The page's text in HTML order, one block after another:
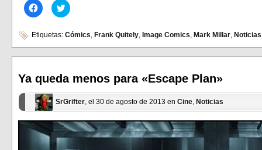
Haz
clic
en
Facebook
(Se
abre
ventana
nueva)
Haz
clic
en
(Se
abre
ventana
nueva)
Etiquetas: Cómics, Frank Quitely, Image Comics, Mark Millar, Noticias
Ya queda menos para «Escape Plan»
SrGrifter , el 30 de agosto de 2013 en Cine Noticias